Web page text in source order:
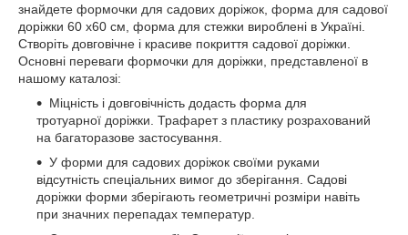
знайдете формочки для садових доріжок, форма для садової
доріжки 60 х60 см, форма для стежки вироблені в Україні.
Створіть довговічне і красиве покриття садової доріжки.
Основні переваги формочки для доріжки, представленої в
нашому каталозі:
Міцність і довговічність додасть форма для
тротуарної доріжки. Трафарет з пластику розрахований
на багаторазове застосування.
У форми для садових доріжок своїми руками
відсутність спеціальних вимог до зберігання. Садові
доріжки форми зберігають геометричні розміри навіть
при значних перепадах температур.